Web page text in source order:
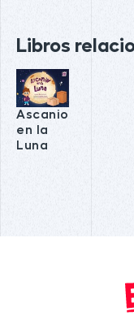
Libros
Ascanio
en la
Luna